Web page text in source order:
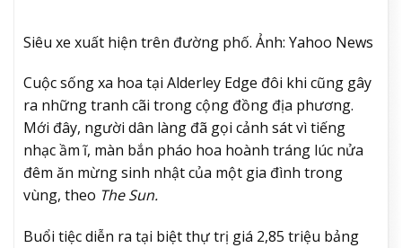
Siêu xe xuất hiện trên đường phố. Ảnh: Yahoo News
Cuộc sống xa hoa tại Alderley Edge đôi khi cũng gây
ra những tranh cãi trong cộng đồng địa phương.
Mới đây, người dân làng đã gọi cảnh sát vì tiếng
nhạc ầm ĩ, màn bắn pháo hoa hoành tráng lúc nửa
đêm ăn mừng sinh nhật của một gia đình trong
vùng, theo The Sun.
Buổi tiệc diễn ra tại biệt thự trị giá 2,85 triệu bảng